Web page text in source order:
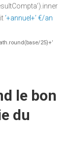
‘+annuel+’ €/an
25)+’
le bon
du